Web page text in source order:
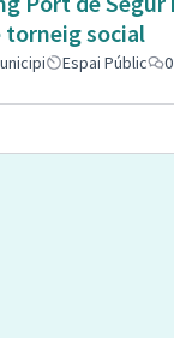
social
Espai Públic 0